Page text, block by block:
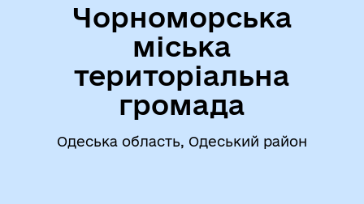
Чорноморська
міська
територіальна
громада
Одеська область, Одеський район